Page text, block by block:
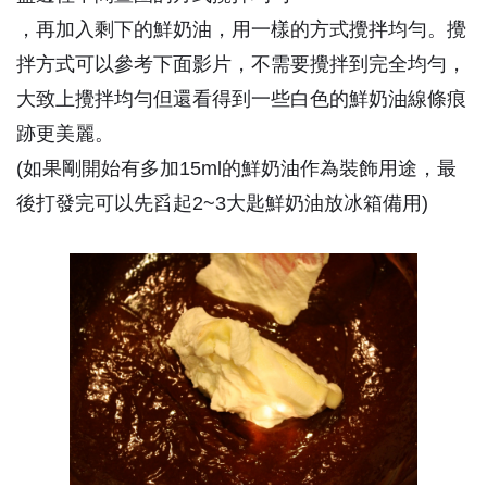
，再加入剩下的鮮奶油，用一樣的方式攪拌均勻。攪
拌方式可以參考下面影片，不需要攪拌到完全均勻，
大致上攪拌均勻但還看得到一些白色的鮮奶油線條痕
跡更美麗。
(如果剛開始有多加15ml的鮮奶油作為裝飾用途，最
後打發完可以先舀起2~3大匙鮮奶油放冰箱備用)